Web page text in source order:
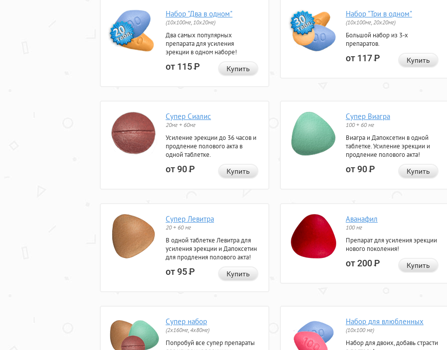
Набор "Два в одном"
(10x100мг, 10x20мг)
Два самых популярных
препарата для усиления
эрекции в одном наборе!
от 115Р Купить
Набор "Три в одном"
(10x100мг, 20x20мг)
Большой набор из 3-х
препаратов.
от 117Р Купить
Супер Сиалис
20мг + 60мг
Усиление эрекции до 36 часов и
продление полового акта в
одной таблетке.
от 90Р Купить
Супер Виагра
100 + 60 мг
Виагра и Дапоксетин в одной
таблетке. Усиление эрекции и
продление полового акта!
от 90Р Купить
Супер Левитра
20 + 60 мг
В одной таблетке Левитра для
усиления эрекции и Дапоксетин
для продления полового акта!
от 95Р Купить
Аванафил
100 мг
Препарат для усиления эрекции
нового поколения!
от 200Р Купить
Супер набор
(2х160мг, 4х80мг)
Попробуй все супер препараты
Набор для влюбленных
(10х100 мг)
Набор для двоих, добавь страсти